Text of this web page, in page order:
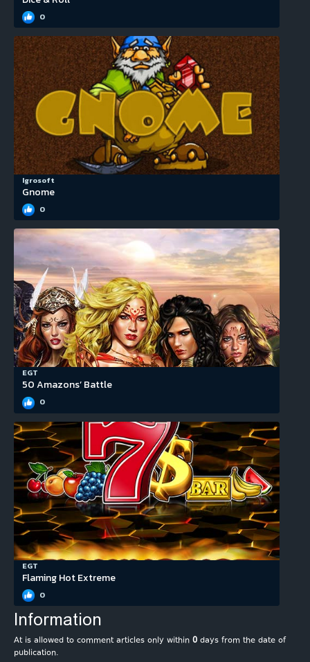
0
Igrosoft
Gnome
0
EGT
50 Amazons’ Battle
0
EGT
Flaming Hot Extreme
0
Information
At is allowed to comment articles only within 0 days from the date of
publication.